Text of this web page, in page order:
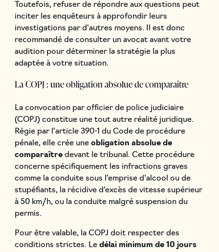
Toutefois, refuser de répondre aux questions peut
inciter les enquêteurs à approfondir leurs
investigations par d'autres moyens. Il est donc
recommandé de consulter un avocat avant votre
audition pour déterminer la stratégie la plus
adaptée à votre situation.
La COPJ : une obligation absolue de comparaître
La convocation par officier de police judiciaire
(COPJ) constitue une tout autre réalité juridique.
Régie par l'article 390-1 du Code de procédure
pénale, elle crée une obligation absolue de
comparaîtredevant le tribunal. Cette procédure
concerne spécifiquement les infractions graves
comme la conduite sous l'emprise d'alcool ou de
stupéfiants, la récidive d'excès de vitesse supérieur
à 50 km/h, ou la conduite malgré suspension du
permis.
Pour être valable, la COPJ doit respecter des
conditions strictes. Le délai minimum de 10 jours